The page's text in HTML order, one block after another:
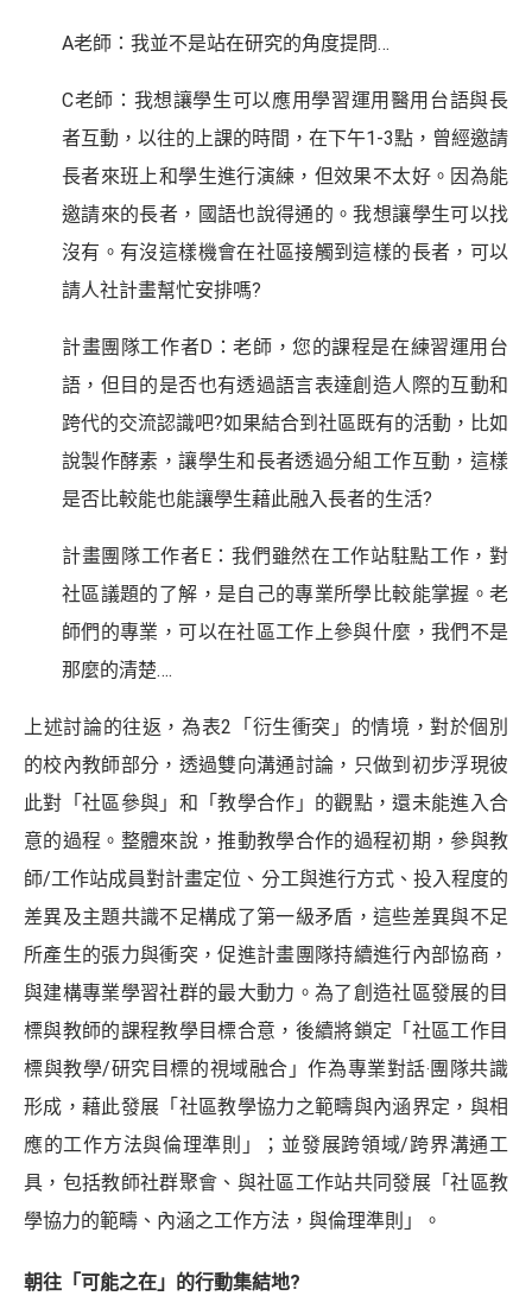
A老師：我並不是站在研究的角度提問…
C老師：我想讓學生可以應用學習運用醫用台語與長
者互動，以往的上課的時間，在下午1-3點，曾經邀請
長者來班上和學生進行演練，但效果不太好。因為能
邀請來的長者，國語也說得通的。我想讓學生可以找
沒有。有沒這樣機會在社區接觸到這樣的長者，可以
請人社計畫幫忙安排嗎?
計畫團隊工作者D：老師，您的課程是在練習運用台
語，但目的是否也有透過語言表達創造人際的互動和
跨代的交流認識吧?如果結合到社區既有的活動，比如
說製作酵素，讓學生和長者透過分組工作互動，這樣
是否比較能也能讓學生藉此融入長者的生活?
計畫團隊工作者E：我們雖然在工作站駐點工作，對
社區議題的了解，是自己的專業所學比較能掌握。老
師們的專業，可以在社區工作上參與什麼，我們不是
那麼的清楚….
上述討論的往返，為表2「衍生衝突」的情境，對於個別
的校內教師部分，透過雙向溝通討論，只做到初步浮現彼
此對「社區參與」和「教學合作」的觀點，還未能進入合
意的過程。整體來說，推動教學合作的過程初期，參與教
師/工作站成員對計畫定位、分工與進行方式、投入程度的
差異及主題共識不足構成了第一級矛盾，這些差異與不足
所產生的張力與衝突，促進計畫團隊持續進行內部協商，
與建構專業學習社群的最大動力。為了創造社區發展的目
標與教師的課程教學目標合意，後續將鎖定「社區工作目
標與教學/研究目標的視域融合」作為專業對話‧團隊共識
形成，藉此發展「社區教學協力之範疇與內涵界定，與相
應的工作方法與倫理準則」；並發展跨領域/跨界溝通工
具，包括教師社群聚會、與社區工作站共同發展「社區教
學協力的範疇、內涵之工作方法，與倫理準則」。
朝往「可能之在」的行動集結地?